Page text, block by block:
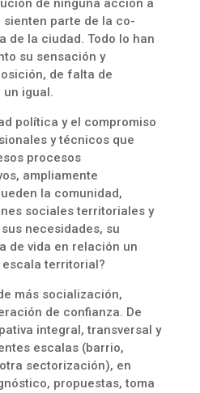
de ninguna acción a
parte de la co-
de la ciudad. Todo lo han
su sensación y
de falta de
igual.
política y el compromiso
y técnicos que
procesos
ampliamente
la comunidad,
sociales territoriales y
necesidades, su
de vida en relación un
territorial?
más socialización,
de confianza. De
integral, transversal y
escalas (barrio,
sectorización), en
propuestas, toma